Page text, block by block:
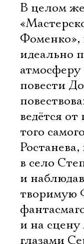
В целом
Фоменко»,
идеально
повести
ведётся
того
в село
и
творимую
и на
глазами